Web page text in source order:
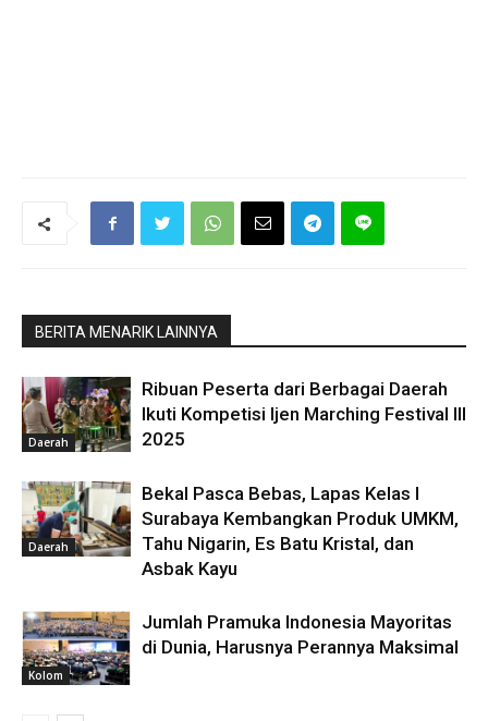
BERITA MENARIK LAINNYA
Daerah
Ribuan Peserta dari Berbagai Daerah
Ikuti Kompetisi Ijen Marching Festival III
2025
Daerah
Bekal Pasca Bebas, Lapas Kelas I
Surabaya Kembangkan Produk UMKM,
Tahu Nigarin, Es Batu Kristal, dan
Asbak Kayu
Kolom
Jumlah Pramuka Indonesia Mayoritas
di Dunia, Harusnya Perannya Maksimal